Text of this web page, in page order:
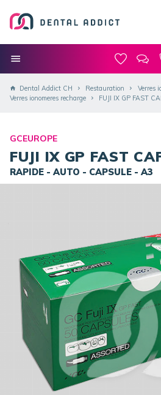
Dental Addict CH Restauration
Verres
Verres ionomeres recharge
FUJI IX GP FAST
GCEUROPE
FUJI IX GP FAST
RAPIDE - AUTO - CAPSULE - A3